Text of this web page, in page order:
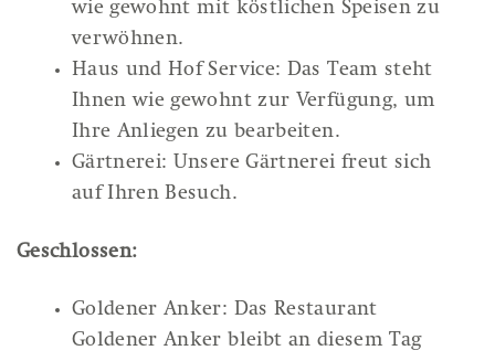
wie gewohnt mit köstlichen Speisen zu
verwöhnen.
Haus und Hof Service: Das Team steht
Ihnen wie gewohnt zur Verfügung, um
Ihre Anliegen zu bearbeiten.
Gärtnerei: Unsere Gärtnerei freut sich
auf Ihren Besuch.
Geschlossen:
Goldener Anker: Das Restaurant
Goldener Anker bleibt an diesem Tag